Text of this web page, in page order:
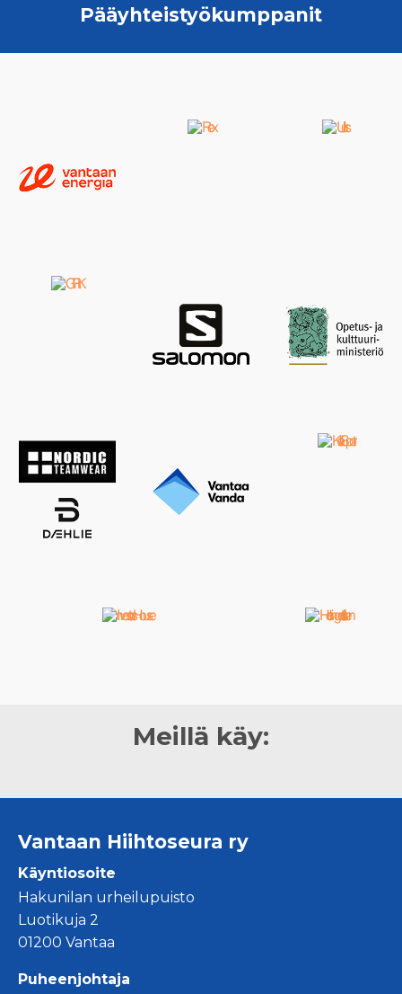
Pääyhteistyökumppanit
Meillä käy:
Vantaan Hiihtoseura ry
Käyntiosoite
Hakunilan urheilupuisto
Luotikuja 2
01200 Vantaa
Puheenjohtaja